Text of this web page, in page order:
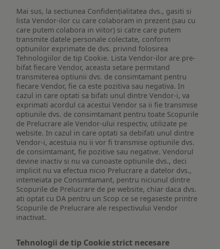
Mai sus, la sectiunea Confidențialitatea dvs., gasiti si
lista Vendor-ilor cu care colaboram in prezent (sau cu
care putem colabora in viitor) si catre care putem
transmite datele personale colectate, conform
optiunilor exprimate de dvs. privind folosirea
Tehnologiilor de tip Cookie. Lista Vendor-ilor are pre-
bifat fiecare Vendor, aceasta setare permitand
transmiterea optiunii dvs. de consimtamant pentru
fiecare Vendor, fie ca este pozitiva sau negativa. In
cazul in care optati sa bifati unul dintre Vendor-i, va
exprimati acordul ca acestui Vendor sa ii fie transmise
optiunile dvs. de consimtamant pentru toate Scopurile
de Prelucrare ale Vendor-ului respectiv, utilizate pe
website. In cazul in care optati sa debifati unul dintre
Vendor-i, acestuia nu ii vor fi transmise optiunile dvs.
de consimtamant, fie pozitive sau negative. Vendorul
devine inactiv si nu va cunoaste optiunile dvs., deci
implicit nu va efectua nicio Prelucrare a datelor dvs.,
intemeiata pe Consimtamant, pentru niciunul dintre
Scopurile de Prelucrare de pe website, chiar daca dvs.
ati optat cu DA pentru un Scop ce se regaseste printre
Scopurile de Prelucrare ale respectivului Vendor
inactivat.
Tehnologii de tip Cookie strict necesare